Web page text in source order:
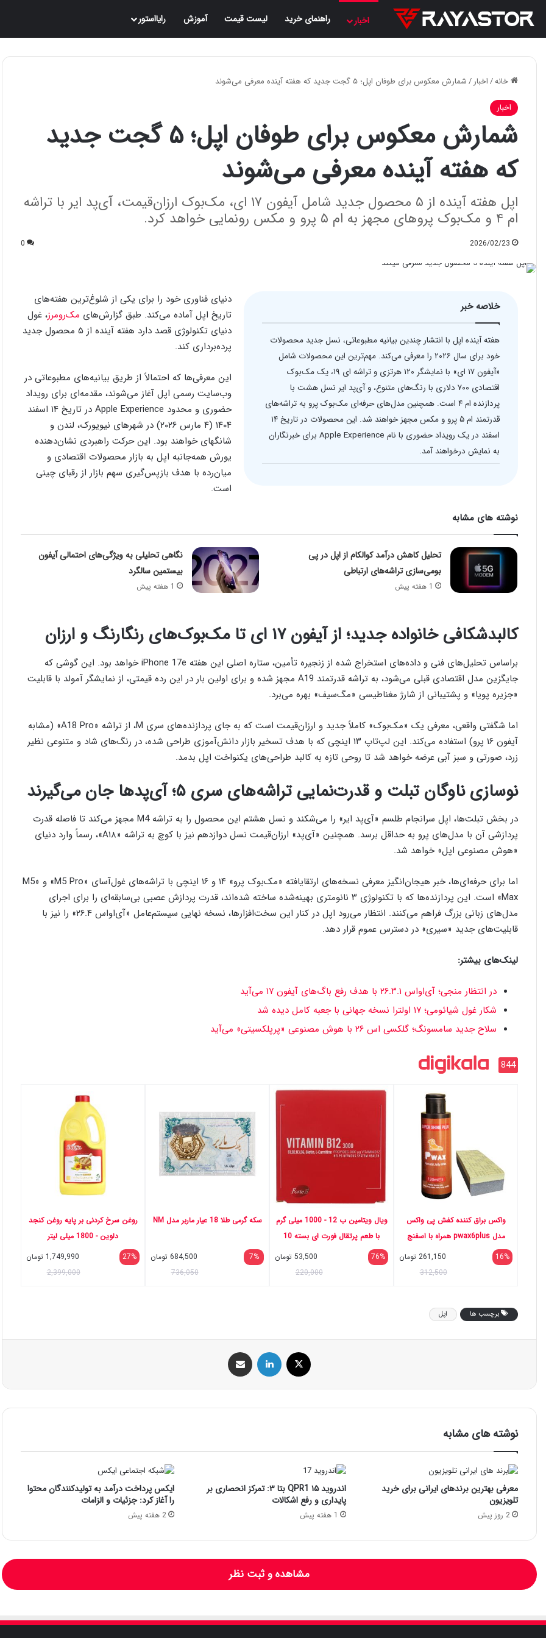
اخبار راهنمای خرید لیست قیمت آموزش رایااستور
خانه/اخبار/شمارش معکوس برای طوفان اپل؛ ۵ گجت جدید که هفته آینده معرفی می‌شوند
اخبار
شمارش معکوس برای طوفان اپل؛ ۵ گجت جدید
که هفته آینده معرفی می‌شوند
اپل هفته آینده از ۵ محصول جدید شامل آیفون ۱۷ ای، مک‌بوک ارزان‌قیمت، آی‌پد ایر با تراشه
ام ۴ و مک‌بوک پروهای مجهز به ام ۵ پرو و مکس رونمایی خواهد کرد.
2026/02/23
0
خلاصه خبر
هفته آینده اپل با انتشار چندین بیانیه مطبوعاتی، نسل جدید محصولات
خود برای سال ۲۰۲۶ را معرفی می‌کند. مهم‌ترین این محصولات شامل
«آیفون ۱۷ ای» با نمایشگر ۱۲۰ هرتزی و تراشه ای ۱۹، یک مک‌بوک
اقتصادی ۷۰۰ دلاری با رنگ‌های متنوع، و آی‌پد ایر نسل هشت با
پردازنده ام ۴ است. همچنین مدل‌های حرفه‌ای مک‌بوک پرو به تراشه‌های
قدرتمند ام ۵ پرو و مکس مجهز خواهند شد. این محصولات در تاریخ ۱۴
اسفند در یک رویداد حضوری با نام Apple Experience برای خبرنگاران
به نمایش درخواهند آمد.
دنیای فناوری خود را برای یکی از شلوغ‌ترین هفته‌های
تاریخ اپل آماده می‌کند. طبق گزارش‌های مک‌رومرز، غول
دنیای تکنولوژی قصد دارد هفته آینده از ۵ محصول جدید
پرده‌برداری کند.
این معرفی‌ها که احتمالاً از طریق بیانیه‌های مطبوعاتی در
وب‌سایت رسمی اپل آغاز می‌شوند، مقدمه‌ای برای رویداد
حضوری و محدود Apple Experience در تاریخ ۱۴ اسفند
۱۴۰۴ (۴ مارس ۲۰۲۶) در شهرهای نیویورک، لندن و
شانگهای خواهند بود. این حرکت راهبردی نشان‌دهنده
یورش همه‌جانبه اپل به بازار محصولات اقتصادی و
میان‌رده با هدف بازپس‌گیری سهم بازار از رقبای چینی
است.
نوشته های مشابه
تحلیل کاهش درآمد کوالکام از اپل در پی
بومی‌سازی تراشه‌های ارتباطی
1 هفته پیش
نگاهی تحلیلی به ویژگی‌های احتمالی آیفون
بیستمین سالگرد
1 هفته پیش
کالبدشکافی خانواده جدید؛ از آیفون ۱۷ ای تا مک‌بوک‌های رنگارنگ و ارزان
براساس تحلیل‌های فنی و داده‌های استخراج شده از زنجیره تأمین، ستاره اصلی این هفته iPhone 17e خواهد بود. این گوشی که
جایگزین مدل اقتصادی قبلی می‌شود، به تراشه قدرتمند A19 مجهز شده و برای اولین بار در این رده قیمتی، از نمایشگر آمولد با قابلیت
«جزیره پویا» و پشتیبانی از شارژ مغناطیسی «مگ‌سیف» بهره می‌برد.
اما شگفتی واقعی، معرفی یک «مک‌بوک» کاملاً جدید و ارزان‌قیمت است که به جای پردازنده‌های سری M، از تراشه «A18 Pro» (مشابه
آیفون ۱۶ پرو) استفاده می‌کند. این لپ‌تاپ ۱۳ اینچی که با هدف تسخیر بازار دانش‌آموزی طراحی شده، در رنگ‌های شاد و متنوعی نظیر
زرد، صورتی و سبز آبی عرضه خواهد شد تا روحی تازه به کالبد طراحی‌های یکنواخت اپل بدمد.
نوسازی ناوگان تبلت و قدرت‌نمایی تراشه‌های سری ۵؛ آی‌پدها جان می‌گیرند
در بخش تبلت‌ها، اپل سرانجام طلسم «آی‌پد ایر» را می‌شکند و نسل هشتم این محصول را به تراشه M4 مجهز می‌کند تا فاصله قدرت
پردازشی آن با مدل‌های پرو به حداقل برسد. همچنین «آی‌پد» ارزان‌قیمت نسل دوازدهم نیز با کوچ به تراشه «A۱۸»، رسماً وارد دنیای
«هوش مصنوعی اپل» خواهد شد.
اما برای حرفه‌ای‌ها، خبر هیجان‌انگیز معرفی نسخه‌های ارتقایافته «مک‌بوک پرو» ۱۴ و ۱۶ اینچی با تراشه‌های غول‌آسای «M5 Pro» و «M5
Max» است. این پردازنده‌ها که با تکنولوژی ۳ نانومتری بهینه‌شده ساخته شده‌اند، قدرت پردازش عصبی بی‌سابقه‌ای را برای اجرای
مدل‌های زبانی بزرگ فراهم می‌کنند. انتظار می‌رود اپل در کنار این سخت‌افزارها، نسخه نهایی سیستم‌عامل «آی‌او‌اس ۲۶.۴» را نیز با
قابلیت‌های جدید «سیری» در دسترس عموم قرار دهد.
لینک‌های بیشتر:
در انتظار منجی؛ آی‌او‌اس ۲۶.۳.۱ با هدف رفع باگ‌های آیفون ۱۷ می‌آید
شکار غول شیائومی؛ ۱۷ اولترا نسخه جهانی با جعبه کامل دیده شد
سلاح جدید سامسونگ؛ گلکسی اس ۲۶ با هوش مصنوعی «پرپلکسیتی» می‌آید
844
واکس براق کننده کفش پی واکس
مدل pwax6plus همراه با اسفنج
16%
261,150 تومان
312,500
ویال ویتامین ب 12 - 1000 میلی گرم
با طعم پرتقال فورت ای بسته 10
76%
53,500 تومان
220,000
سکه گرمی طلا 18 عیار ماربر مدل NM
7%
684,500 تومان
736,050
روغن سرخ کردنی بر پایه روغن کنجد
دلوین - 1800 میلی لیتر
27%
1,749,990 تومان
2,399,000
برچسب ها اپل
ایکس لینکداین
نوشته های مشابه
معرفی بهترین برندهای ایرانی برای خرید
تلویزیون
2 روز پیش
اندروید ۱۵ QPR1 بتا ۳: تمرکز انحصاری بر
پایداری و رفع اشکالات
1 هفته پیش
ایکس پرداخت درآمد به تولیدکنندگان محتوا
را آغاز کرد: جزئیات و الزامات
2 هفته پیش
مشاهده و ثبت نظر